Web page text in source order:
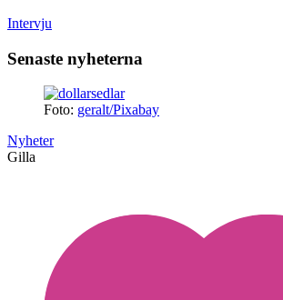
Intervju
Senaste nyheterna
Foto: geralt/Pixabay
Nyheter
Gilla